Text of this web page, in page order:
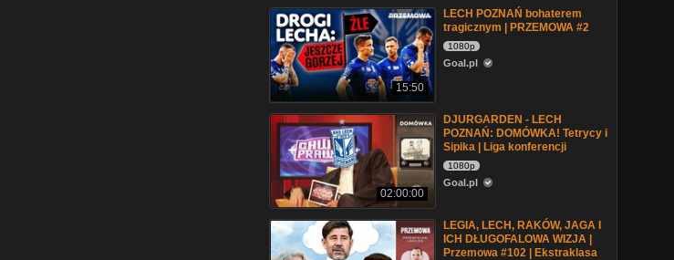
15:50
LECH POZNAŃ bohaterem
tragicznym | PRZEMOWA #2
1080p
Goal.pl
02:00:00
DJURGARDEN - LECH
POZNAŃ: DOMÓWKA! Tetrycy i
Sipika | Liga konferencji
1080p
Goal.pl
LEGIA, LECH, RAKÓW, JAGA I
ICH DŁUGOFALOWA WIZJA |
Przemowa #102 | Ekstraklasa